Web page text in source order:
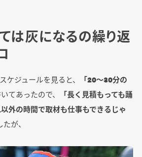
ては灰になるの繰り返
ケジュールを見ると、
「20～30分の
てあったので、
「長く見積もっても踊
外の時間で取材も仕事もできるじゃ
が、